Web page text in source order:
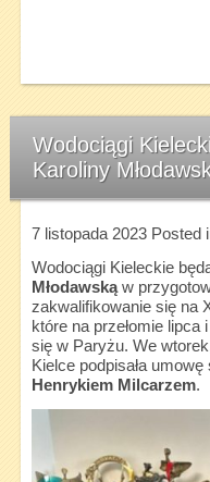
Wodociągi
Karoliny
7 listopada 2023Posted
Wodociągi Kieleckie
Młodawskąw
zakwalifikowanie się na
które na przełomie lipca
się w Paryżu. We
Kielce podpisała
Henrykiem Milcarzem.